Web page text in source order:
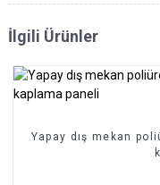
İlgili Ürünler
Yapay dış mekan